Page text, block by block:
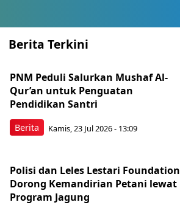
Berita Terkini
Berita
PNM Peduli Salurkan Mushaf Al-
Qur’an untuk Penguatan
Pendidikan Santri
Kamis, 23 Jul 2026 - 13:09
Polisi dan Leles Lestari Foundation
Dorong Kemandirian Petani lewat
Program Jagung